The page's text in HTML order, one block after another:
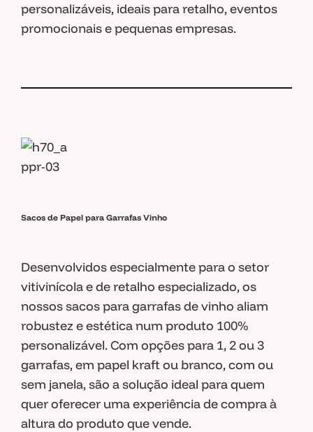
personalizáveis, ideais para retalho, eventos
promocionais e pequenas empresas.
Sacos de Papel para Garrafas Vinho
Desenvolvidos especialmente para o setor
vitivinícola e de retalho especializado, os
nossos sacos para garrafas de vinho aliam
robustez e estética num produto 100%
personalizável. Com opções para 1, 2 ou 3
garrafas, em papel kraft ou branco, com ou
sem janela, são a solução ideal para quem
quer oferecer uma experiência de compra à
altura do produto que vende.